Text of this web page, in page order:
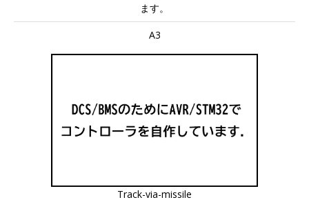
ます。
A3
Track-via-missile